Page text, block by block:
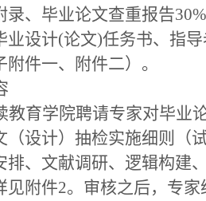
录、毕业论文查重报告
业设计(论文)任务书、指
件一、附件二）。
教育学院聘请专家对毕业
（设计）抽检实施细则（
排、文献调研、逻辑构建
见附件2。审核之后，专